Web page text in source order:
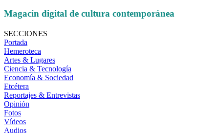
Magacín digital de cultura contemporánea
SECCIONES
Portada
Hemeroteca
Artes & Lugares
Ciencia & Tecnología
Economía & Sociedad
Etcétera
Reportajes & Entrevistas
Opinión
Fotos
Vídeos
Audios